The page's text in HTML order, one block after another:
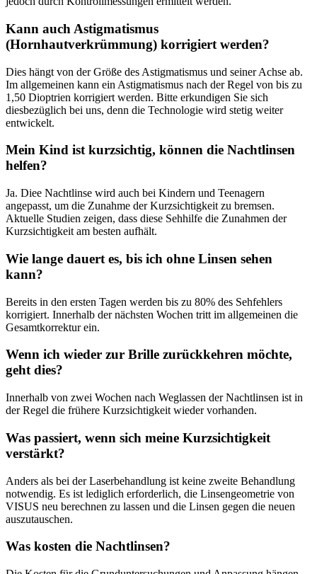
Kann auch Astigmatismus
(Hornhautverkrümmung) korrigiert werden?
Dies hängt von der Größe des Astigmatismus und seiner Achse ab.
Im allgemeinen kann ein Astigmatismus nach der Regel von bis zu
1,50 Dioptrien korrigiert werden. Bitte erkundigen Sie sich
diesbezüglich bei uns, denn die Technologie wird stetig weiter
entwickelt.
Mein Kind ist kurzsichtig, können die Nachtlinsen
helfen?
Ja. Diee Nachtlinse wird auch bei Kindern und Teenagern
angepasst, um die Zunahme der Kurzsichtigkeit zu bremsen.
Aktuelle Studien zeigen, dass diese Sehhilfe die Zunahmen der
Kurzsichtigkeit am besten aufhält.
Wie lange dauert es, bis ich ohne Linsen sehen
kann?
Bereits in den ersten Tagen werden bis zu 80% des Sehfehlers
korrigiert. Innerhalb der nächsten Wochen tritt im allgemeinen die
Gesamtkorrektur ein.
Wenn ich wieder zur Brille zurückkehren möchte,
geht dies?
Innerhalb von zwei Wochen nach Weglassen der Nachtlinsen ist in
der Regel die frühere Kurzsichtigkeit wieder vorhanden.
Was passiert, wenn sich meine Kurzsichtigkeit
verstärkt?
Anders als bei der Laserbehandlung ist keine zweite Behandlung
notwendig. Es ist lediglich erforderlich, die Linsengeometrie von
VISUS neu berechnen zu lassen und die Linsen gegen die neuen
auszutauschen.
Was kosten die Nachtlinsen?